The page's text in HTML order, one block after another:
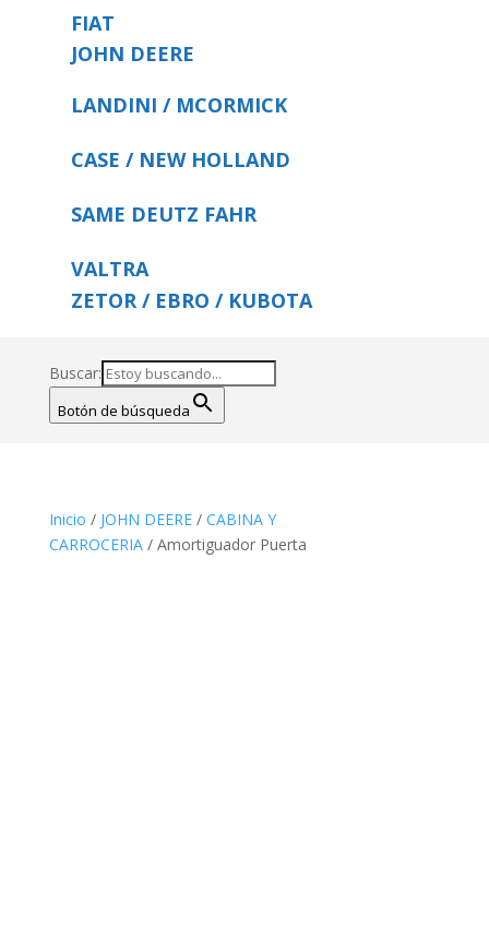
FIAT
JOHN DEERE
LANDINI / MCORMICK
CASE / NEW HOLLAND
SAME DEUTZ FAHR
VALTRA
ZETOR / EBRO / KUBOTA
Buscar:
Botón de búsqueda
Inicio / JOHN DEERE/ CABINA Y
CARROCERIA/ Amortiguador Puerta